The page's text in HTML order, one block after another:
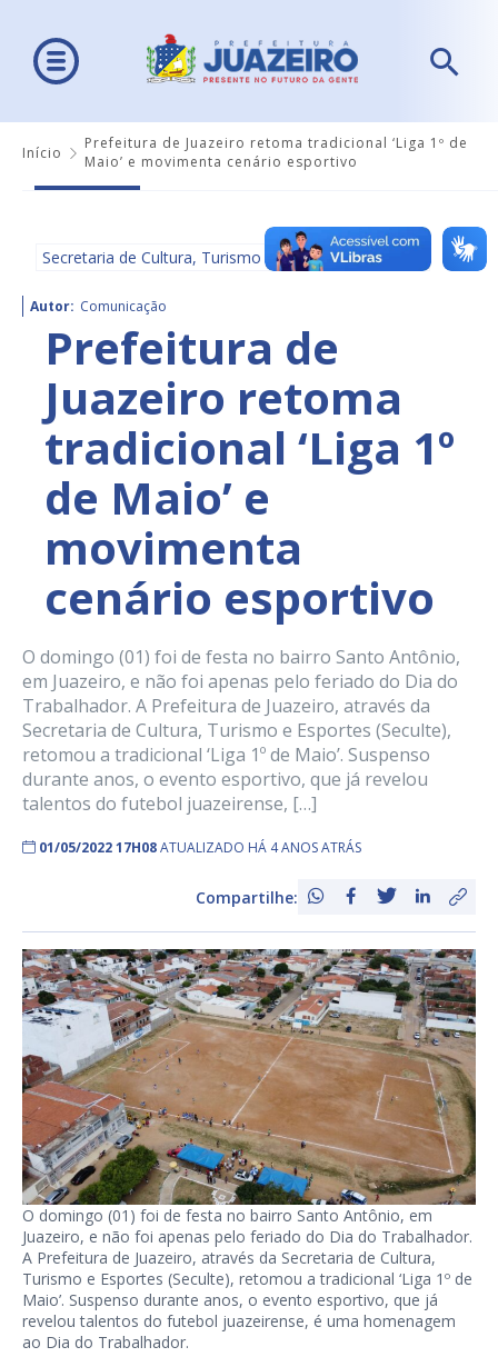
Início
Prefeitura de Juazeiro retoma tradicional ‘Liga 1º de
Maio’ e movimenta cenário esportivo
Secretaria de Cultura, Turismo e Esportes - SECULTE
Autor: Comunicação
Prefeitura de
Juazeiro retoma
tradicional ‘Liga 1º
de Maio’ e
movimenta
cenário esportivo
O domingo (01) foi de festa no bairro Santo Antônio,
em Juazeiro, e não foi apenas pelo feriado do Dia do
Trabalhador. A Prefeitura de Juazeiro, através da
Secretaria de Cultura, Turismo e Esportes (Seculte),
retomou a tradicional ‘Liga 1º de Maio’. Suspenso
durante anos, o evento esportivo, que já revelou
talentos do futebol juazeirense, […]
01/05/2022 17H08ATUALIZADO HÁ 4 ANOS ATRÁS
Compartilhe:
O domingo (01) foi de festa no bairro Santo Antônio, em
Juazeiro, e não foi apenas pelo feriado do Dia do Trabalhador.
A Prefeitura de Juazeiro, através da Secretaria de Cultura,
Turismo e Esportes (Seculte), retomou a tradicional ‘Liga 1º de
Maio’. Suspenso durante anos, o evento esportivo, que já
revelou talentos do futebol juazeirense, é uma homenagem
ao Dia do Trabalhador.